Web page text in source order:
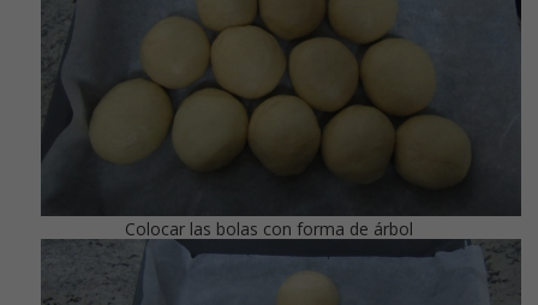
Colocar las bolas con forma de árbol